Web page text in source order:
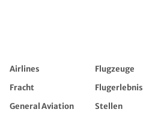
Airlines Flugzeuge
Fracht
Flugerlebnis
General Aviation
Stellen